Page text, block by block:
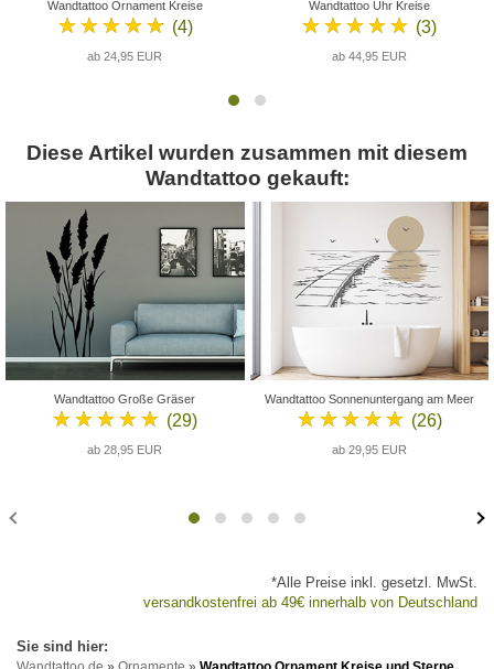
Wandtattoo Ornament Kreise
★★★★★ (4)
ab 24,95 EUR
Wandtattoo Uhr Kreise
★★★★★ (3)
ab 44,95 EUR
Diese Artikel wurden zusammen mit diesem
Wandtattoo gekauft:
Wandtattoo Große Gräser
★★★★★ (29)
ab 28,95 EUR
Wandtattoo Sonnenuntergang am Meer
★★★★★ (26)
ab 29,95 EUR
*Alle Preise inkl. gesetzl. MwSt.
versandkostenfrei ab 49€ innerhalb von Deutschland